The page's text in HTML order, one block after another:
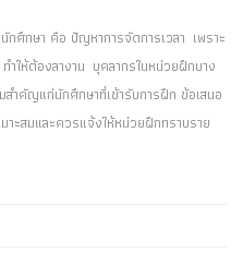
กษา คือ ปัญหาการจัดการเวลา เพราะ
ำให้ต้องลางาน บุคลากรในหน่วยฝึกบาง
สำคัญแก่นักศึกษาที่เข้ารับการฝึก ข้อเสนอ
าะสมและควรแจ้งให้หน่วยฝึกทราบราย